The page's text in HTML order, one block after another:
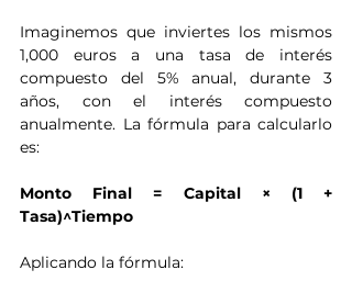
Imaginemos que inviertes los mismos
1,000 euros a una tasa de interés
compuesto del 5% anual, durante 3
años, con el interés compuesto
anualmente. La fórmula para calcularlo
es:
Monto Final = Capital × (1 +
Tasa)^Tiempo
Aplicando la fórmula: